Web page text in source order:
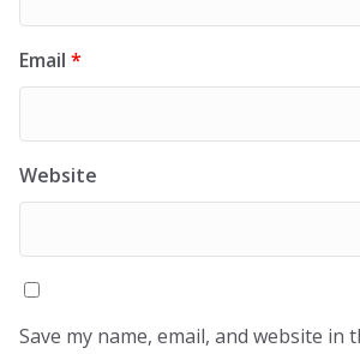
Email *
Website
Save my name, email, and website